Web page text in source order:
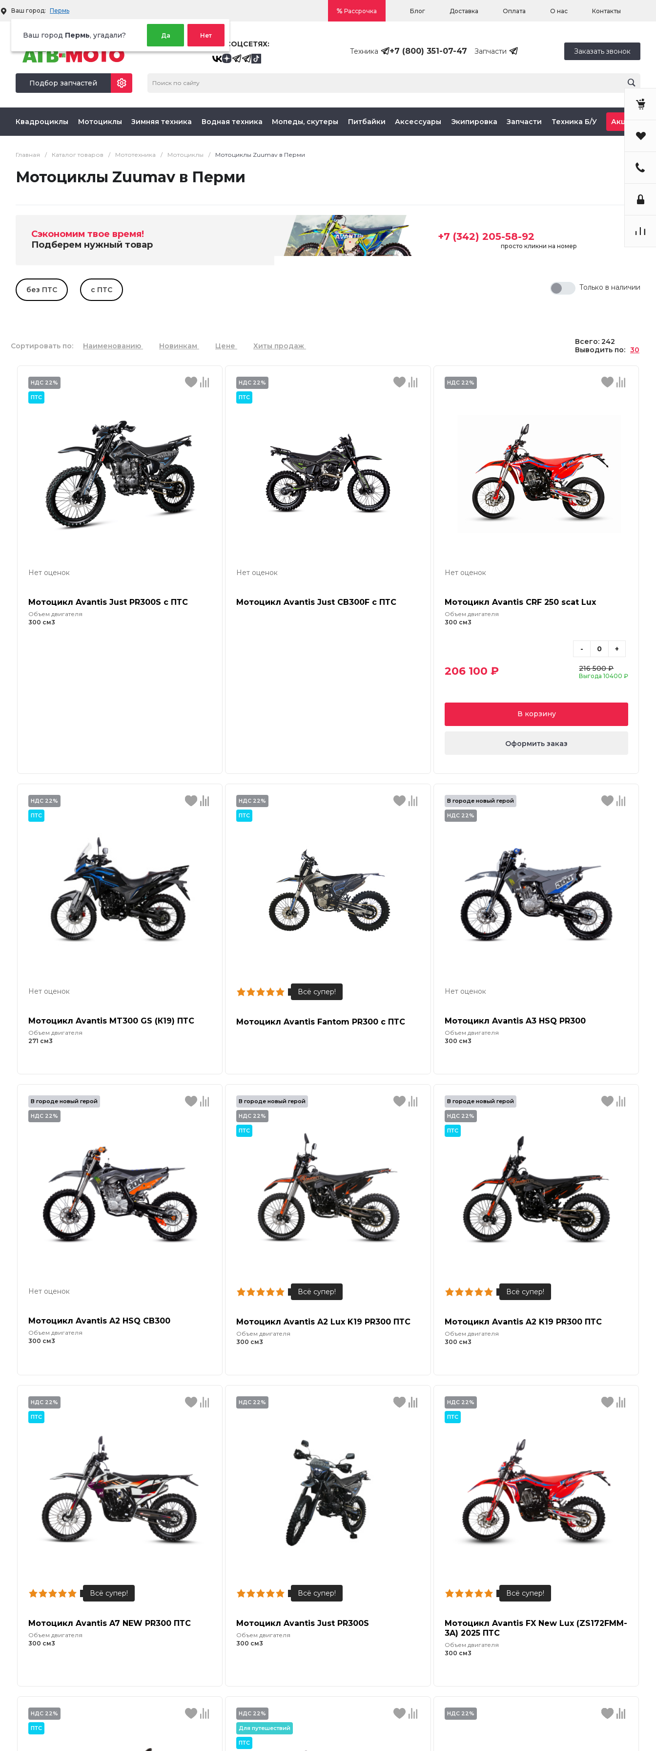
Ваш город: Пермь
Ваш город Пермь, угадали? Да Нет
Рассрочка Блог Доставка Оплата О нас Контакты
Территория активного отдыха
МЫ В СОЦСЕТЯХ:
Техника
+7 (800) 351-07-47 Запчасти Заказать звонок
Подбор запчастей
Квадроциклы Мотоциклы Зимняя техника Водная техника Мопеды, скутеры Питбайки Аксессуары Экипировка Запчасти Техника Б/У Акции
Главная / Каталог товаров / Мототехника / Мотоциклы / Мотоциклы Zuumav в Перми
Мотоциклы Zuumav в Перми
Сэкономим твое время!
Подберем нужный товар
+7 (342) 205-58-92
просто кликни на номер
без ПТС с ПТС Только в наличии
Сортировать по: Наименованию Новинкам Цене Хиты продаж
Всего: 242
Выводить по: 30
НДС 22%
ПТС
Нет оценок
Мотоцикл Avantis Just PR300S с ПТС
Объем двигателя
300 см3
НДС 22%
ПТС
Нет оценок
Мотоцикл Avantis Just CB300F с ПТС
НДС 22%
Нет оценок
Мотоцикл Avantis CRF 250 scat Lux
Объем двигателя
300 см3
- +
206 100 ₽ 216 500 ₽
Выгода 10400 ₽
В корзину
Оформить заказ
НДС 22%
ПТС
Нет оценок
Мотоцикл Avantis MT300 GS (К19) ПТС
Объем двигателя
271 см3
НДС 22%
ПТС
Мотоцикл Avantis Fantom PR300 с ПТС
В городе новый герой
НДС 22%
Нет оценок
Мотоцикл Avantis A3 HSQ PR300
Объем двигателя
300 см3
В городе новый герой
НДС 22%
Нет оценок
Мотоцикл Avantis A2 HSQ CB300
Объем двигателя
300 см3
В городе новый герой
НДС 22%
ПТС
Мотоцикл Avantis A2 Lux K19 PR300 ПТС
Объем двигателя
300 см3
В городе новый герой
НДС 22%
ПТС
Мотоцикл Avantis A2 K19 PR300 ПТС
Объем двигателя
300 см3
НДС 22%
ПТС
Мотоцикл Avantis A7 NEW PR300 ПТС
Объем двигателя
300 см3
НДС 22%
Мотоцикл Avantis Just PR300S
Объем двигателя
300 см3
НДС 22%
ПТС
Мотоцикл Avantis FX New Lux (ZS172FMM-
3A) 2025 ПТС
Объем двигателя
300 см3
НДС 22%
ПТС
НДС 22%
Для путешествий
ПТС
НДС 22%